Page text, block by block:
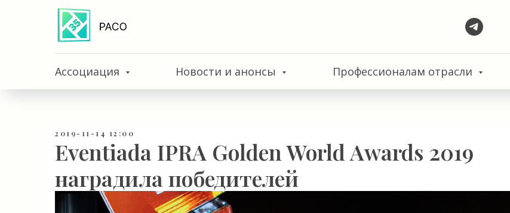
Ассоциация Новости и анонсы Профессионалам отрасли
2019-11-14 12:00
Eventiada IPRA Golden World Awards 2019
наградила победителей